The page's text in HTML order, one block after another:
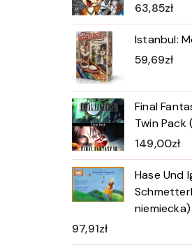
63,85zł
Istanbul:
59,69zł
Final
Twin Pack
149,00zł
Hase Und
niemiecka)
97,91zł